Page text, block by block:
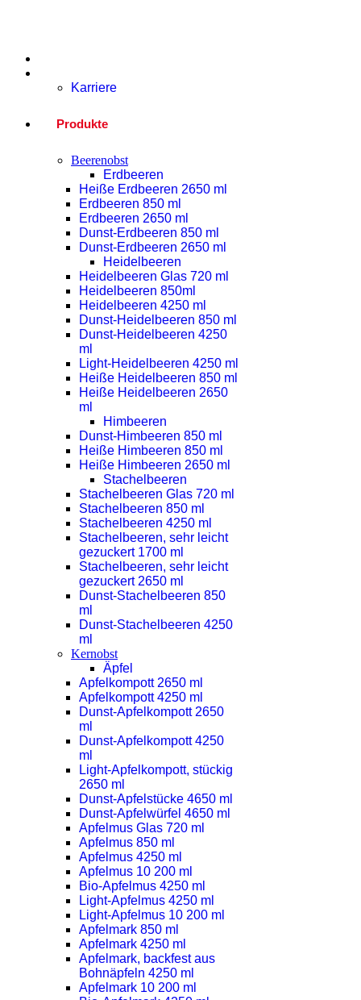
Karriere
Produkte
Beerenobst
Erdbeeren
Heiße Erdbeeren 2650 ml
Erdbeeren 850 ml
Erdbeeren 2650 ml
Dunst-Erdbeeren 850 ml
Dunst-Erdbeeren 2650 ml
Heidelbeeren
Heidelbeeren Glas 720 ml
Heidelbeeren 850ml
Heidelbeeren 4250 ml
Dunst-Heidelbeeren 850 ml
Dunst-Heidelbeeren 4250
ml
Light-Heidelbeeren 4250 ml
Heiße Heidelbeeren 850 ml
Heiße Heidelbeeren 2650
ml
Himbeeren
Dunst-Himbeeren 850 ml
Heiße Himbeeren 850 ml
Heiße Himbeeren 2650 ml
Stachelbeeren
Stachelbeeren Glas 720 ml
Stachelbeeren 850 ml
Stachelbeeren 4250 ml
Stachelbeeren, sehr leicht
gezuckert 1700 ml
Stachelbeeren, sehr leicht
gezuckert 2650 ml
Dunst-Stachelbeeren 850
ml
Dunst-Stachelbeeren 4250
ml
Kernobst
Äpfel
Apfelkompott 2650 ml
Apfelkompott 4250 ml
Dunst-Apfelkompott 2650
ml
Dunst-Apfelkompott 4250
ml
Light-Apfelkompott, stückig
2650 ml
Dunst-Apfelstücke 4650 ml
Dunst-Apfelwürfel 4650 ml
Apfelmus Glas 720 ml
Apfelmus 850 ml
Apfelmus 4250 ml
Apfelmus 10 200 ml
Bio-Apfelmus 4250 ml
Light-Apfelmus 4250 ml
Light-Apfelmus 10 200 ml
Apfelmark 850 ml
Apfelmark 4250 ml
Apfelmark, backfest aus
Bohnäpfeln 4250 ml
Apfelmark 10 200 ml